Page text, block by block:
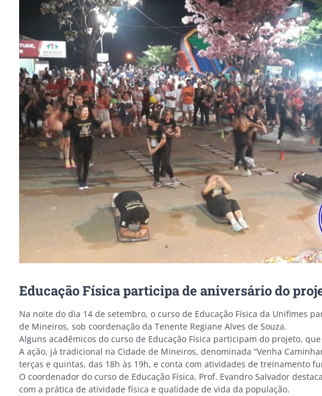
Image
Educação Física participa de aniversário do
Na noite do dia 14 de setembro, o curso de Educação Física da Unifimes
de Mineiros, sob coordenação da Tenente Regiane Alves de Souza.
Alguns acadêmicos do curso de Educação Física participam do projeto,
A ação, já tradicional na Cidade de Mineiros, denominada “Venha
terças e quintas, das 18h às 19h, e conta com atividades de treinamento
O coordenador do curso de Educação Física, Prof. Evandro Salvador
com a prática de atividade física e qualidade de vida da população.